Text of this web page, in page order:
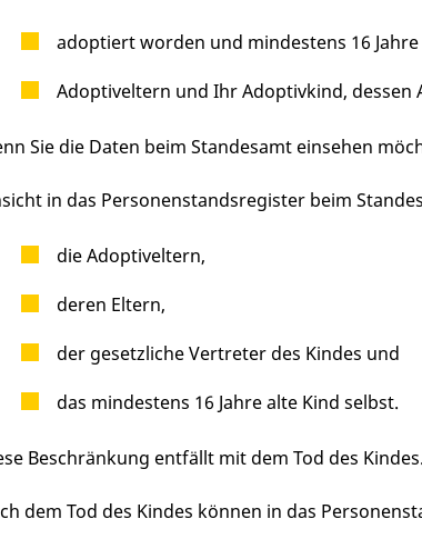
adoptiert worden und mindestens 16
Adoptiveltern und Ihr Adoptivkind, dessen
Sie die Daten beim Standesamt einsehen
in das Personenstandsregister beim
die Adoptiveltern,
deren Eltern,
der gesetzliche Vertreter des Kindes und
das mindestens 16 Jahre alte Kind selbst.
Beschränkung entfällt mit dem Tod des Kindes.
dem Tod des Kindes können in das